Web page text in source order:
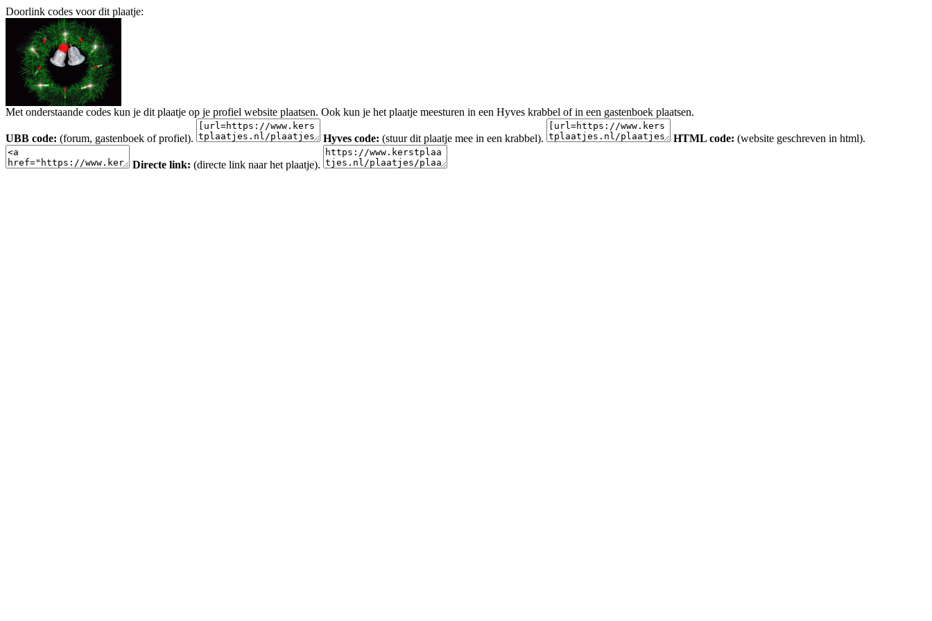
Doorlink codes voor dit plaatje:
Met onderstaande codes kun je dit plaatje op je profiel website plaatsen. Ook kun je het plaatje meesturen in een Hyves krabbel of in een gastenboek plaatsen.
UBB code: (forum, gastenboek of profiel). Hyves code: (stuur dit plaatje mee in een krabbel). HTML code: (website geschreven in html).
Directe link: (directe link naar het plaatje).